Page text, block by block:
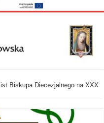
List Biskupa Diecezjalnego na XXX